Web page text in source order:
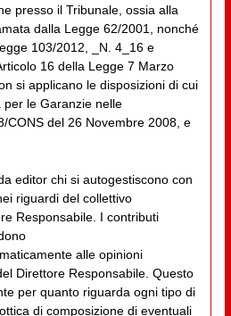
presso il Tribunale, ossia alla
dalla Legge 62/2001, nonché
103/2012, _N. 4_16 e
16 della Legge 7 Marzo
si applicano le disposizioni di cui
le Garanzie nelle
CONS del 26 Novembre 2008, e
editor chi si autogestiscono con
riguardi del collettivo
Responsabile. I contributi
alle opinioni
Direttore Responsabile. Questo
per quanto riguarda ogni tipo di
di composizione di eventuali